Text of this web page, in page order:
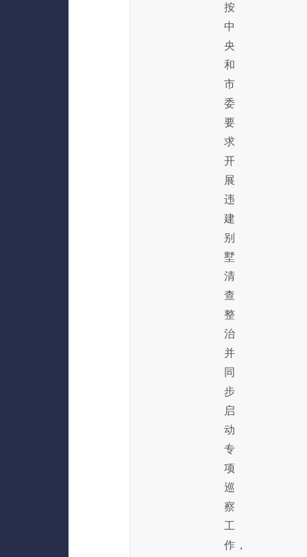
按
中
央
和
市
委
要
求
开
展
违
建
别
墅
清
查
整
治
并
同
步
启
动
专
项
巡
察
工
作，